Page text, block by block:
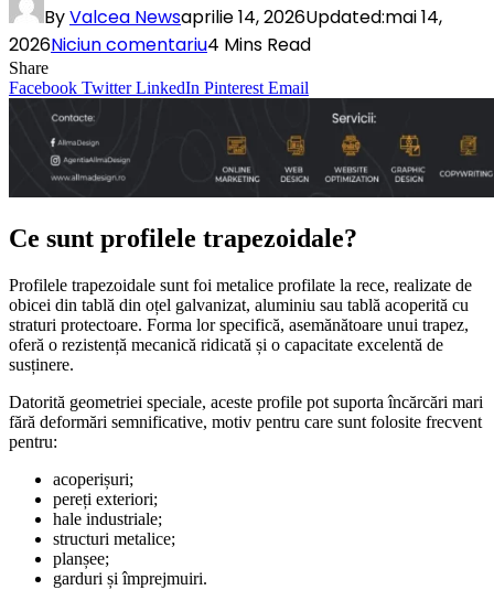
ByValcea Newsaprilie 14, 2026Updated:mai 14,
2026Niciun comentariu4 Mins Read
Share
Facebook Twitter LinkedIn Pinterest Email
Ce sunt profilele trapezoidale?
Profilele trapezoidale sunt foi metalice profilate la rece, realizate de
obicei din tablă din oțel galvanizat, aluminiu sau tablă acoperită cu
straturi protectoare. Forma lor specifică, asemănătoare unui trapez,
oferă o rezistență mecanică ridicată și o capacitate excelentă de
susținere.
Datorită geometriei speciale, aceste profile pot suporta încărcări mari
fără deformări semnificative, motiv pentru care sunt folosite frecvent
pentru:
acoperișuri;
pereți exteriori;
hale industriale;
structuri metalice;
planșee;
garduri și împrejmuiri.